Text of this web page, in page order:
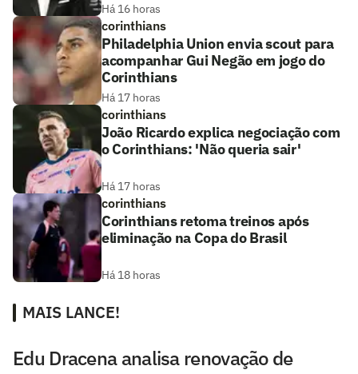
Há 16 horas
corinthians
Philadelphia Union envia scout para
acompanhar Gui Negão em jogo do
Corinthians
Há 17 horas
corinthians
João Ricardo explica negociação com
o Corinthians: 'Não queria sair'
Há 17 horas
corinthians
Corinthians retoma treinos após
eliminação na Copa do Brasil
Há 18 horas
MAIS LANCE!
Edu Dracena analisa renovação de